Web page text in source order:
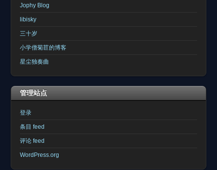
Jophy Blog
libisky
三十岁
小学僧菊苣的博客
星尘独奏曲
管理站点
登录
条目 feed
评论 feed
WordPress.org